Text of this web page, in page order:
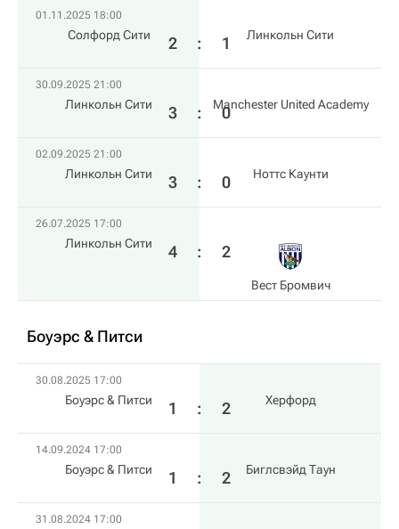
01.11.2025 18:00
Солфорд Сити 2 : 1 Линкольн Сити
30.09.2025 21:00
Линкольн Сити 3 : 0
Manchester United Academy
02.09.2025 21:00
Линкольн Сити 3 : 0 Ноттс Каунти
26.07.2025 17:00
Линкольн Сити 4 : 2
Вест Бромвич
Боуэрс & Питси
30.08.2025 17:00
Боуэрс & Питси 1 : 2 Херфорд
14.09.2024 17:00
Боуэрс & Питси 1 : 2 Биглсвэйд Таун
31.08.2024 17:00